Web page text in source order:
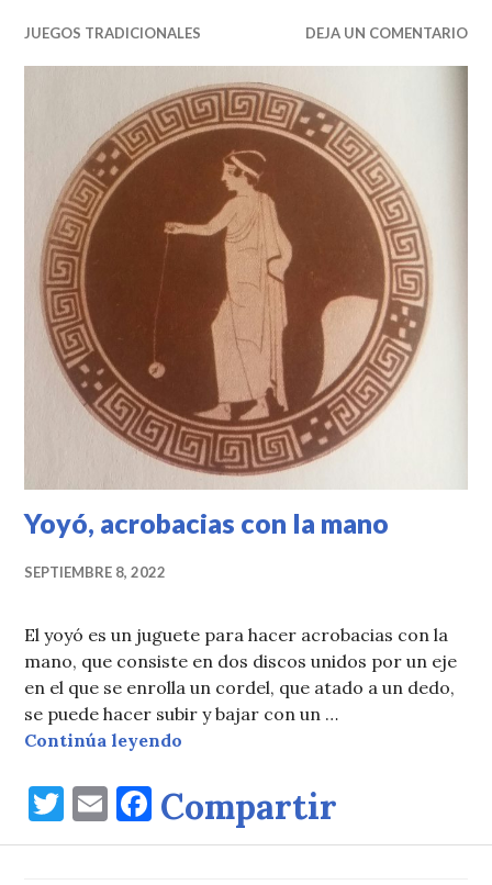
JUEGOS TRADICIONALES DEJA UN COMENTARIO
Yoyó, acrobacias con la mano
SEPTIEMBRE 8, 2022
El yoyó es un juguete para hacer acrobacias con la
mano, que consiste en dos discos unidos por un eje
en el que se enrolla un cordel, que atado a un dedo,
se puede hacer subir y bajar con un …
Continúa leyendo
T
w
E
m
F
a
Compartir